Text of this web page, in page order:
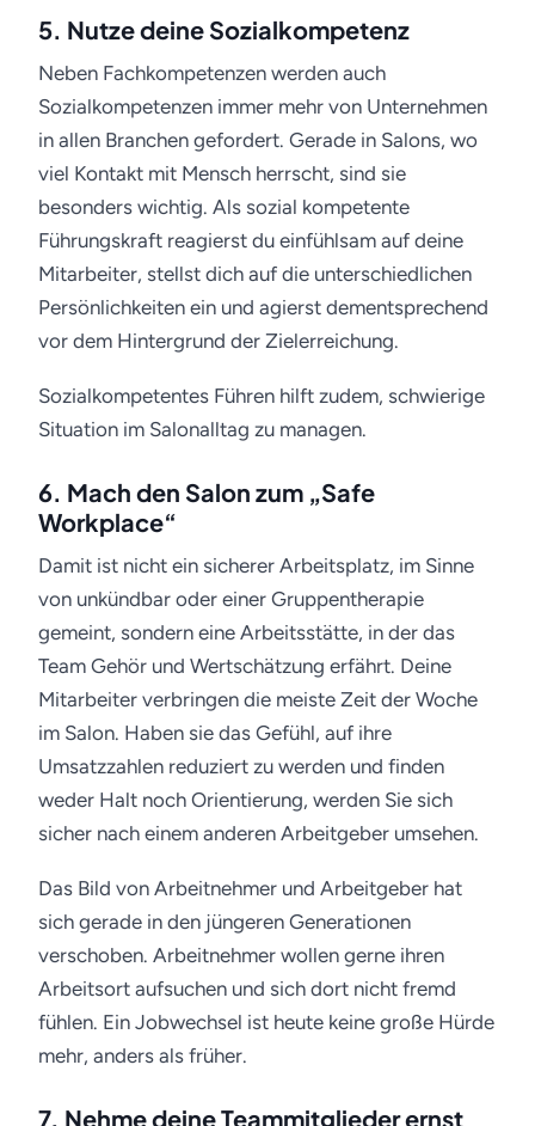
5. Nutze deine Sozialkompetenz
Neben Fachkompetenzen werden auch
Sozialkompetenzen immer mehr von Unternehmen
in allen Branchen gefordert. Gerade in Salons, wo
viel Kontakt mit Mensch herrscht, sind sie
besonders wichtig. Als sozial kompetente
Führungskraft reagierst du einfühlsam auf deine
Mitarbeiter, stellst dich auf die unterschiedlichen
Persönlichkeiten ein und agierst dementsprechend
vor dem Hintergrund der Zielerreichung.
Sozialkompetentes Führen hilft zudem, schwierige
Situation im Salonalltag zu managen.
6. Mach den Salon zum „Safe
Workplace“
Damit ist nicht ein sicherer Arbeitsplatz, im Sinne
von unkündbar oder einer Gruppentherapie
gemeint, sondern eine Arbeitsstätte, in der das
Team Gehör und Wertschätzung erfährt. Deine
Mitarbeiter verbringen die meiste Zeit der Woche
im Salon. Haben sie das Gefühl, auf ihre
Umsatzzahlen reduziert zu werden und finden
weder Halt noch Orientierung, werden Sie sich
sicher nach einem anderen Arbeitgeber umsehen.
Das Bild von Arbeitnehmer und Arbeitgeber hat
sich gerade in den jüngeren Generationen
verschoben. Arbeitnehmer wollen gerne ihren
Arbeitsort aufsuchen und sich dort nicht fremd
fühlen. Ein Jobwechsel ist heute keine große Hürde
mehr, anders als früher.
7. Nehme deine Teammitglieder ernst